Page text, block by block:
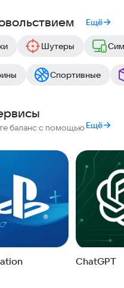
Ещё
Шутеры
Спортивные
баланс с помощьюЕщё
ChatGPT